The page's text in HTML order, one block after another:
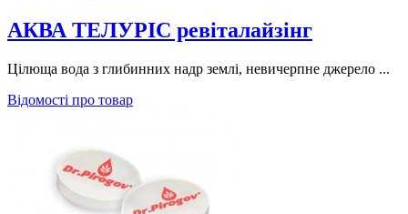
АКВА ТЕЛУРІС ревіталайзінг
Цілюща вода з глибинних надр землі, невичерпне джерело ...
Відомості про товар